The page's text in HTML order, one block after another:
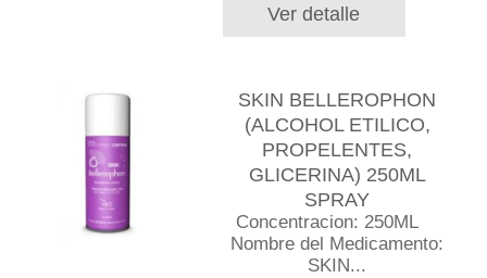
Ver detalle
SKIN BELLEROPHON
(ALCOHOL ETILICO,
PROPELENTES,
GLICERINA) 250ML
SPRAY
Concentracion: 250ML
Nombre del Medicamento:
SKIN...